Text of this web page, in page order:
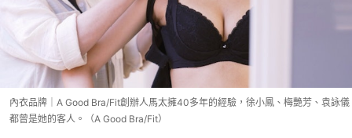
內衣品牌｜A Good Bra/Fit創辦人馬太擁40多年的經驗，徐小鳳、梅艷芳、袁詠儀
都曾是她的客人。（A Good Bra/Fit）